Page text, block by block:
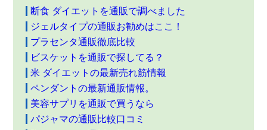
断食 ダイエットを通販で調べました
ジェルタイプの通販お勧めはここ！
プラセンタ通販徹底比較
ビスケットを通販で探してる？
米 ダイエットの最新売れ筋情報
ペンダントの最新通販情報。
美容サプリを通販で買うなら
パジャマの通販比較口コミ